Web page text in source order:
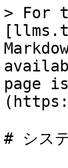
> For
page
# シス